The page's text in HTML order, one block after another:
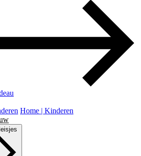
Home | Kinderen